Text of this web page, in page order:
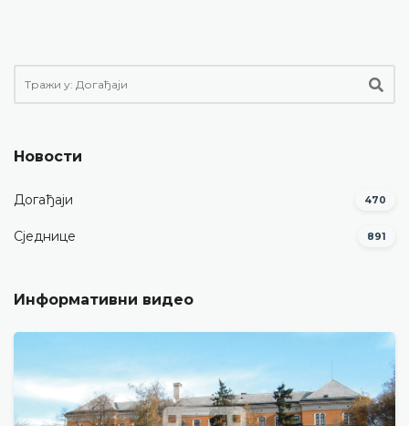
Новости
Догађаји 470
Сједнице 891
Информативни видео